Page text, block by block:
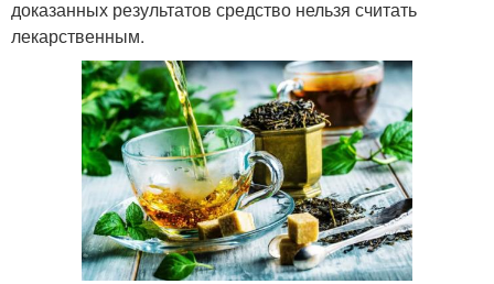
доказанных результатов средство нельзя считать
лекарственным.